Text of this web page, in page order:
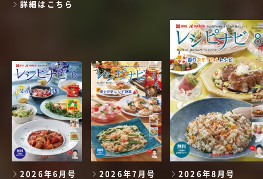
詳細はこちら
2026年6月号 2026年7月号 2026年8月号